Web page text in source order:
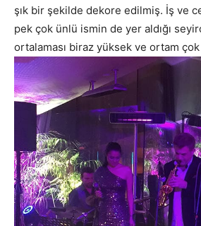
şık bir şekilde dekore edilmiş. İş ve
pek çok ünlü ismin de yer aldığı
ortalaması biraz yüksek ve ortam